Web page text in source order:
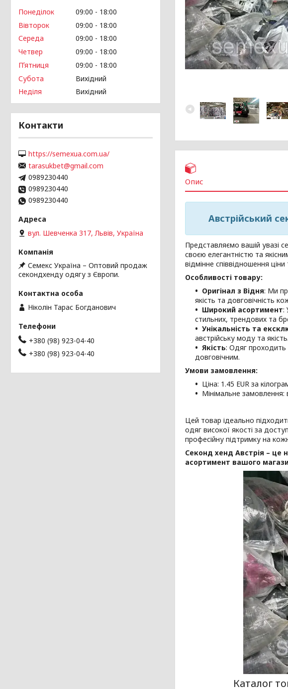
Опис
Австрійський
Представляємо вашій увазі
своєю елегантністю та
відмінне співвідношення ціни
Особливості товару:
Оригінал з Відня: Ми
якість та довговічність
Широкий асортимент:
стильних, трендових та
Унікальність та
австрійську моду та якість.
Якість: Одяг проходить
довговічним.
Умови замовлення:
Ціна: 1.45 EUR за
Мінімальне замовлення:
Цей товар ідеально
одяг високої якості за
професійну підтримку на
Секонд хенд Австрія – це
асортимент вашого
Каталог
Понеділок 09:00
18:00
Вівторок
09:00
18:00
Середа
09:00
18:00
Четвер
09:00
18:00
Пʼятниця
09:00
18:00
Субота
Вихідний
Неділя
Вихідний
Контакти
https://semexua.com.ua/
tarasukbet@gmail.com
0989230440
0989230440
0989230440
вул. Шевченка 317, Львів, Україна
Семекс Україна – Оптовий продаж
секондхенду одягу з Європи.
Ніколін Тарас Богданович
+380 (98) 923-04-40
+380 (98) 923-04-40